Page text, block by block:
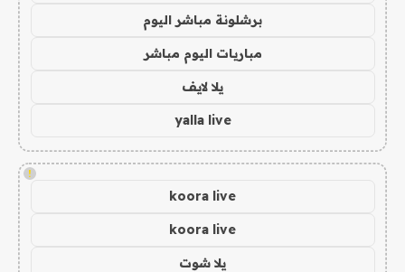
برشلونة مباشر اليوم
مباريات اليوم مباشر
يلا لايف
yalla live
!
koora live
koora live
يلا شوت